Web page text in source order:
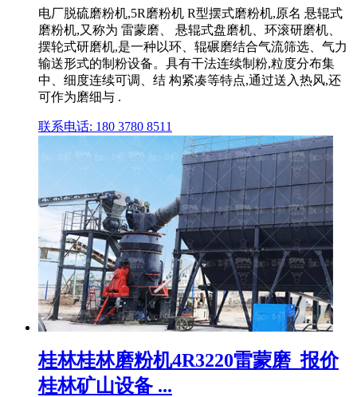
电厂脱硫磨粉机,5R磨粉机 R型摆式磨粉机,原名 悬辊式
磨粉机,又称为 雷蒙磨、 悬辊式盘磨机、环滚研磨机、
摆轮式研磨机,是一种以环、辊碾磨结合气流筛选、气力
输送形式的制粉设备。具有干法连续制粉,粒度分布集
中、细度连续可调、结 构紧凑等特点,通过送入热风,还
可作为磨细与 .
联系电话: 180 3780 8511
桂林桂林磨粉机4R3220雷蒙磨_报价
桂林矿山设备 ...